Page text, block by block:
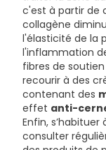
c'est à partir de
collagène
l'élasticité de la
l'inflammation
fibres de
recourir à des
contenant des
effet anti-
Enfin,
consulter